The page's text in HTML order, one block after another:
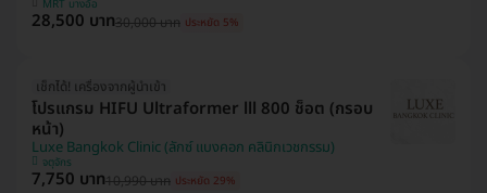
MRT บางอ้อ
28,500 บาท30,000 บาท ประหยัด 5%
เช็กได้! เครื่องจากผู้นำเข้า
โปรแกรม HIFU Ultraformer lll 800 ช็อต (กรอบ
หน้า)
Luxe Bangkok Clinic (ลักซ์ แบงคอก คลินิกเวชกรรม)
จตุจักร
7,750 บาท10,990 บาท ประหยัด 29%